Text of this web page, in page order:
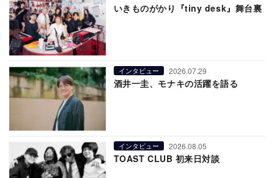
いきものがかり『tiny desk』舞台裏
インタビュー 2026.07.29
酒井一圭、モナキの活躍を語る
インタビュー 2026.08.05
TOAST CLUB 初来日対談